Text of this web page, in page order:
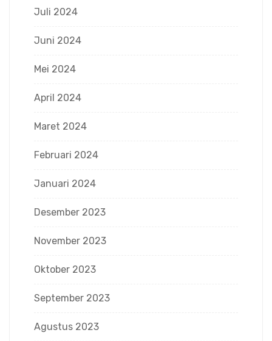
Juli 2024
Juni 2024
Mei 2024
April 2024
Maret 2024
Februari 2024
Januari 2024
Desember 2023
November 2023
Oktober 2023
September 2023
Agustus 2023